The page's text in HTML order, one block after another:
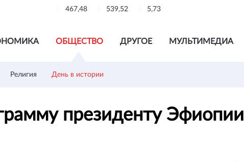
467,48 539,52 5,73
ОБЩЕСТВО ДРУГОЕ МУЛЬТИМЕДИА
Религия День в истории
президенту Эфиопии